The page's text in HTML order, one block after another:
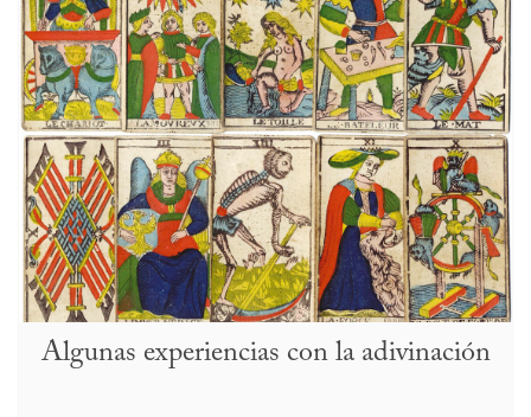
Algunas experiencias con la adivinación